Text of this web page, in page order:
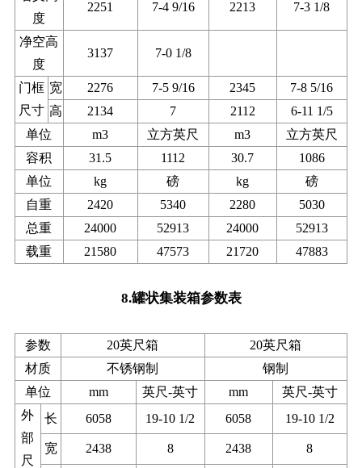
度
2251 7-4 9/16 2213 7-3 1/8
净空高
度
3137 7-0 1/8
门框
尺寸
宽 2276 7-5 9/16 2345
7-8 5/16
高
2134 7 2112
6-11 1/5
单位
m3 立方英尺 m3
立方英尺
容积
31.5 1112 30.7
1086
单位
kg 磅 kg
磅
自重
2420 5340 2280
5030
总重
24000 52913 24000
52913
载重
21580 47573 21720 47883
8.罐状集装箱参数表
参数 20英尺箱
20英尺箱
材质
不锈钢制
钢制
单位
mm 英尺-英寸 mm
英尺-英寸
外
部
尺
长 6058 19-10 1/2 6058 19-10 1/2
宽 2438 8 2438 8